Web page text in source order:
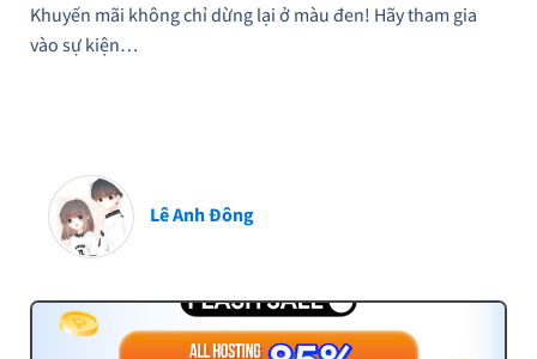
Khuyến mãi không chỉ dừng lại ở màu đen! Hãy tham gia
vào sự kiện…
Lê Anh Đông